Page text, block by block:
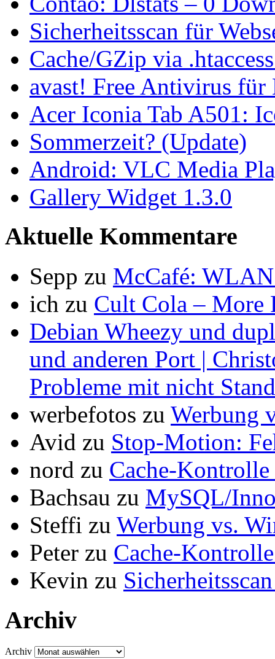
Aktuelle Kommentare
SeppzuMcCafé:
ichzuCult Cola – More
Debian Wheezy und
und anderen Port |
Probleme mit nicht
werbefotoszuWerbung
AvidzuStop-Motion:
nordzuCache-Kontrolle
Bachsau zuMySQL/
SteffizuWerbung vs.
PeterzuCache-
Kevinzu
Archiv
Archiv
Zufällige Bilder